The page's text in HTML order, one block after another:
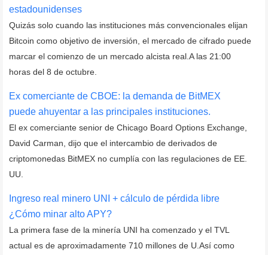
estadounidenses
Quizás solo cuando las instituciones más convencionales elijan
Bitcoin como objetivo de inversión, el mercado de cifrado puede
marcar el comienzo de un mercado alcista real.A las 21:00
horas del 8 de octubre.
Ex comerciante de CBOE: la demanda de BitMEX
puede ahuyentar a las principales instituciones.
El ex comerciante senior de Chicago Board Options Exchange,
David Carman, dijo que el intercambio de derivados de
criptomonedas BitMEX no cumplía con las regulaciones de EE.
UU.
Ingreso real minero UNI + cálculo de pérdida libre
¿Cómo minar alto APY?
La primera fase de la minería UNI ha comenzado y el TVL
actual es de aproximadamente 710 millones de U.Así como